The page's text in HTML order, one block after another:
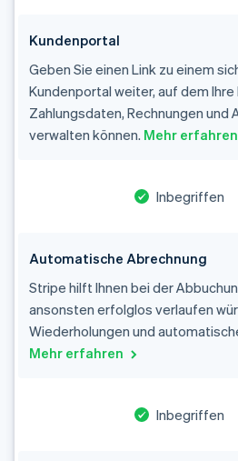
Kundenportal
Geben Sie einen Link zu einem
Kundenportal weiter, auf dem
Zahlungsdaten, Rechnungen
verwalten können. Mehr erfahren
Inbegriffen
Automatische Abrechnung
Stripe hilft Ihnen bei der
ansonsten erfolglos verlaufen
Wiederholungen und
Mehr erfahren
Inbegriffen